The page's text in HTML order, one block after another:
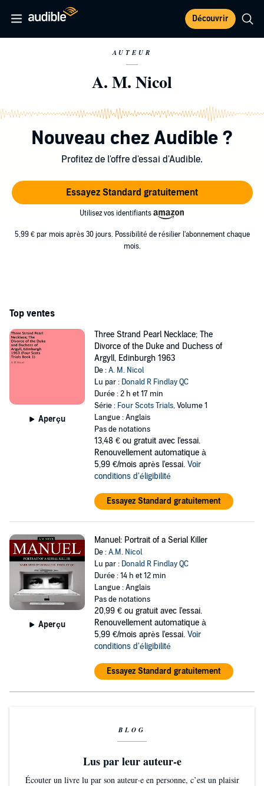
Découvrir
AUTEUR
A. M. Nicol
Nouveau chez Audible ?
Profitez de l'offre d'essai d'Audible.
Essayez Standard gratuitement
Utilisez vos identifiants
5,99 € par mois après 30 jours. Possibilité de résilier l'abonnement chaque
mois.
Top ventes
Aperçu
Three Strand Pearl Necklace; The
Divorce of the Duke and Duchess of
Argyll, Edinburgh 1963
De :A. M. Nicol
Lu par : Donald R Findlay QC
Durée : 2 h et 17 min
Série : Four Scots Trials, Volume 1
Langue : Anglais
Pas de notations
13,48 € ou gratuit avec l'essai.
Renouvellement automatique à
5,99 €/mois après l'essai. Voir
conditions d'éligibilité
Essayez Standard gratuitement
Aperçu
Manuel: Portrait of a Serial Killer
De :A.M. Nicol
Lu par : Donald R Findlay QC
Durée : 14 h et 12 min
Langue : Anglais
Pas de notations
20,99 € ou gratuit avec l'essai.
Renouvellement automatique à
5,99 €/mois après l'essai. Voir
conditions d'éligibilité
Essayez Standard gratuitement
BLOG
Lus par leur auteur-e
Écouter un livre lu par son auteur·e en personne, c’est un plaisir